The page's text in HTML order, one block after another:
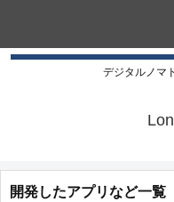
デジタルノマ
開発したアプリなど一覧